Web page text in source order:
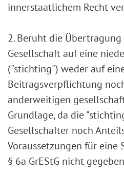
innerstaatlichem Recht
2. Beruht die
Gesellschaft auf eine
("stichting") weder auf
Beitragsverpflichtung
anderweitigen
Grundlage, da die
Gesellschafter noch
Voraussetzungen für eine
§ 6a GrEStG nicht